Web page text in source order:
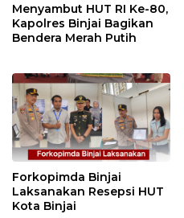
Menyambut HUT RI Ke-80,
Kapolres Binjai Bagikan
Bendera Merah Putih
Forkopimda Binjai
Laksanakan Resepsi HUT
Kota Binjai